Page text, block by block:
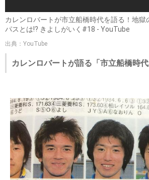
カレンロバートが市立船橋時代を語る！地獄
パスとは!? きよしがいく#18 - YouTube
出典：YouTube
カレンロバートが語る「市立船橋時代